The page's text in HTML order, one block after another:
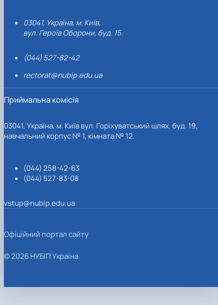
03041, Україна, м. Київ,
вул. Героїв Оборони, буд. 15.
(044) 527-82-42
rectorat@nubip.edu.ua
Приймальна комісія
03041, Україна, м. Київ вул. Горіхуватський шлях, буд. 19,
навчальний корпус № 1, кімната № 12.
(044) 258-42-63
(044) 527-83-08
vstup@nubip.edu.ua
Офіційний портал сайту
© 2026 НУБІП Україна